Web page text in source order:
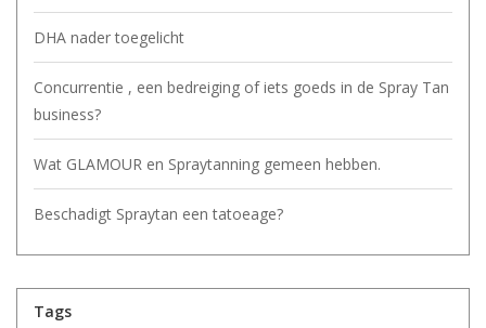
DHA nader toegelicht
Concurrentie , een bedreiging of iets goeds in de Spray Tan
business?
Wat GLAMOUR en Spraytanning gemeen hebben.
Beschadigt Spraytan een tatoeage?
Tags